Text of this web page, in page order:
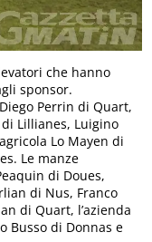
che hanno
sponsor.
Perrin di Quart,
Lillianes, Luigino
Lo Mayen di
Le manze
di Doues,
di Nus, Franco
di Quart, l’azienda
Busso di Donnas e